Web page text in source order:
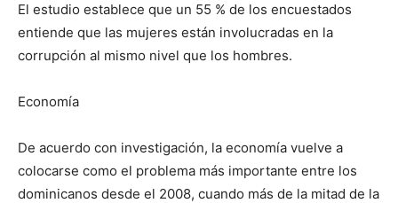
El estudio establece que un 55 % de los encuestados
entiende que las mujeres están involucradas en la
corrupción al mismo nivel que los hombres.
Economía
De acuerdo con investigación, la economía vuelve a
colocarse como el problema más importante entre los
dominicanos desde el 2008, cuando más de la mitad de la